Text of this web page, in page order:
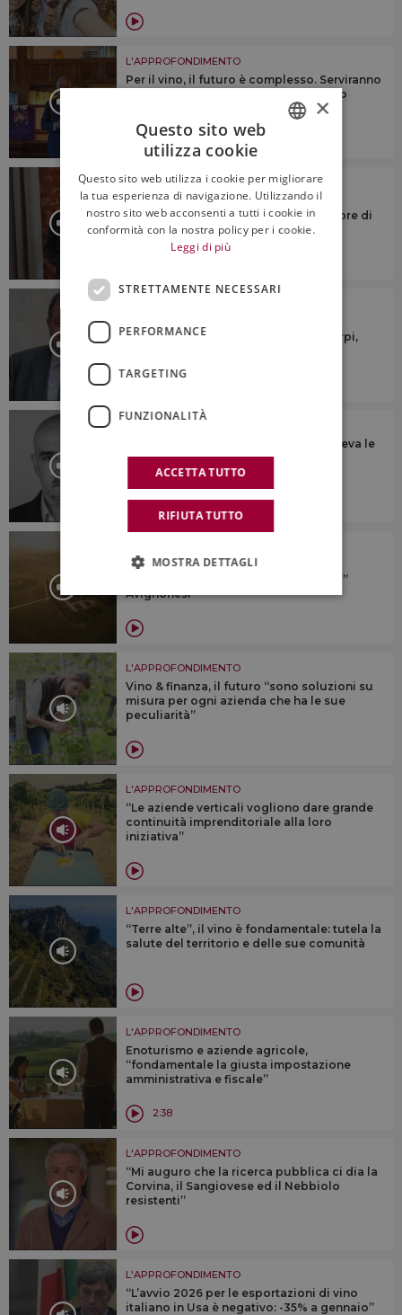
L'APPROFONDIMENTO
Per il vino, il futuro è complesso. Serviranno
identità territoriale e “anima”, citando
L'APPROFONDIMENTO
“Dovremmo cercare di riunire le
denominazioni sotto un numero minore di
consorzi di tutela”
generalizzazioni su taglio rese o estirpi,
“Ascoltava tutti, parlava a tutti, e vedeva le
cose proiettate nel futuro, prima di
realizzarle”
Il valore di essere B-Corp e delle
certificazioni di sostenibilità: il “caso”
Avignonesi
L'APPROFONDIMENTO
Vino & finanza, il futuro “sono soluzioni su
misura per ogni azienda che ha le sue
peculiarità”
L'APPROFONDIMENTO
“Le aziende verticali vogliono dare grande
continuità imprenditoriale alla loro
iniziativa”
L'APPROFONDIMENTO
“Terre alte”, il vino è fondamentale: tutela la
salute del territorio e delle sue comunità
L'APPROFONDIMENTO
Enoturismo e aziende agricole,
“fondamentale la giusta impostazione
amministrativa e fiscale”
2:38
L'APPROFONDIMENTO
“Mi auguro che la ricerca pubblica ci dia la
Corvina, il Sangiovese ed il Nebbiolo
resistenti”
L'APPROFONDIMENTO
“L’avvio 2026 per le esportazioni di vino
italiano in Usa è negativo: -35% a gennaio”
ENGLISH
×
Questo sito web
utilizza cookie
Questo sito web utilizza i cookie per migliorare
la tua esperienza di navigazione. Utilizzando il
nostro sito web acconsenti a tutti i cookie in
conformità con la nostra policy per i cookie.
Leggi di più
STRETTAMENTE NECESSARI
PERFORMANCE
TARGETING
FUNZIONALITÀ
ACCETTA TUTTO
RIFIUTA TUTTO
MOSTRA DETTAGLI